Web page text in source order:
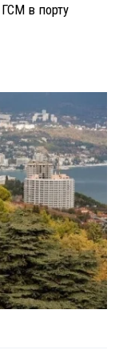
в порту